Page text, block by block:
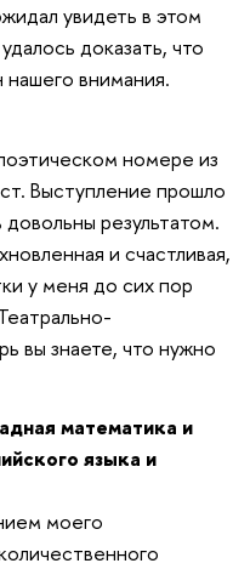
увидеть в этом
доказать, что
внимания.
номере из
Выступление прошло
результатом.
и счастливая,
у меня до сих пор
вы знаете, что нужно
математика и
языка и
моего